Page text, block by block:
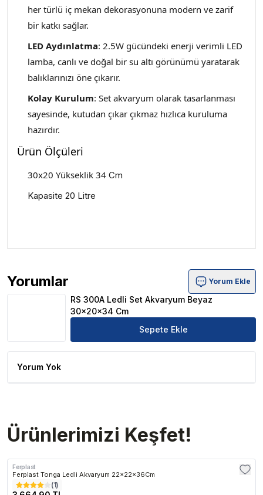
her türlü iç mekan dekorasyonuna modern ve zarif
bir katkı sağlar.
LED Aydınlatma: 2.5W gücündeki enerji verimli LED
lamba, canlı ve doğal bir su altı görünümü yaratarak
balıklarınızı öne çıkarır.
Kolay Kurulum: Set akvaryum olarak tasarlanması
sayesinde, kutudan çıkar çıkmaz hızlıca kuruluma
hazırdır.
Ürün Ölçüleri
30x20 Yükseklik 34 Cm
Kapasite 20 Litre
Yorumlar
RS 300A Ledli Set Akvaryum Beyaz 30x20x34 Cm Ürün
Yorum Ekle
RS 300A Ledli Set Akvaryum Beyaz
30x20x34 Cm
Sepete Ekle
Yorum Yok
Ürünlerimizi Keşfet!
Ferplast
Ferplast Tonga Ledli Akvaryum 22x22x36Cm
(1)